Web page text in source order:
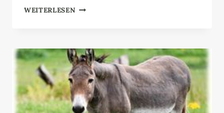
WEITERLESEN PELIKAN